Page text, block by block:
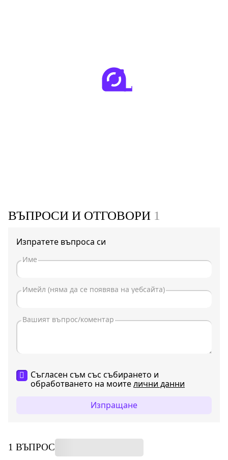
ВЪПРОСИ И ОТГОВОРИ 1
Изпратете въпроса си
Съгласен съм със събирането и
обработването на моителични данни
Изпращане
1 ВЪПРОС